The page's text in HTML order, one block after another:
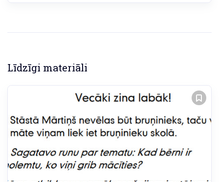
Līdzīgi materiāli